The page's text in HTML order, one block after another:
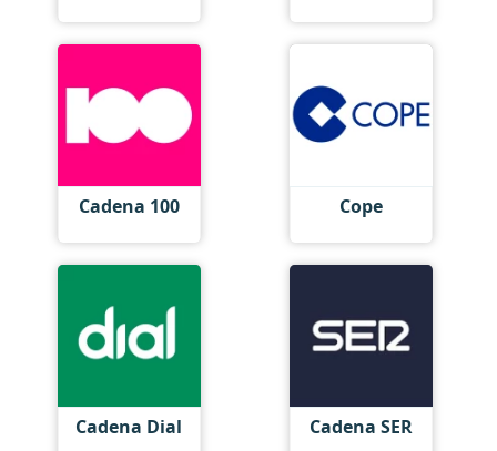
Cadena 100 Cope
Cadena Dial Cadena SER